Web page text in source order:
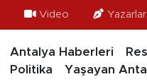
Video Yazarlar
Antalya Haberleri
Politika
Yaşayan